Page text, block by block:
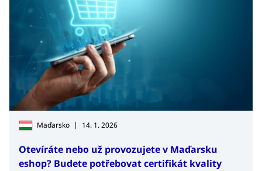
Maďarsko | 14. 1. 2026
Otevíráte nebo už provozujete v Maďarsku
eshop? Budete potřebovat certifikát kvality